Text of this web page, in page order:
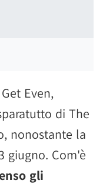
Even,
di The
nonostante la
giugno. Com'è
gli